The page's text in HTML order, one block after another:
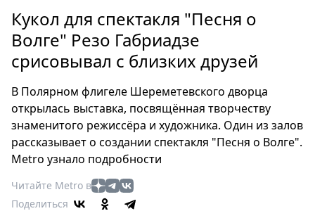
Россия
Мир
Здоровье
Туризм
Мода
Театр
Кино
Афиша
Книги
Кукол для спектакля "Песня о
Волге" Резо Габриадзе
срисовывал с близких друзей
В Полярном флигеле Шереметевского дворца
открылась выставка, посвящённая творчеству
знаменитого режиссёра и художника. Один из залов
рассказывает о создании спектакля "Песня о Волге".
Metro узнало подробности
Читайте Metro в
Поделиться